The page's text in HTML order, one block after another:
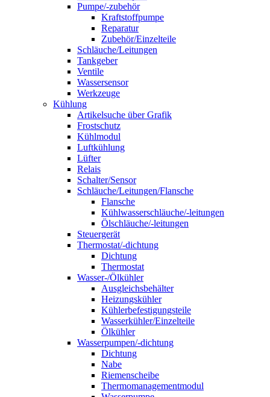
Pumpe/-zubehör
Kraftstoffpumpe
Reparatur
Zubehör/Einzelteile
Schläuche/Leitungen
Tankgeber
Ventile
Wassersensor
Werkzeuge
Kühlung
Artikelsuche über Grafik
Frostschutz
Kühlmodul
Luftkühlung
Lüfter
Relais
Schalter/Sensor
Schläuche/Leitungen/Flansche
Flansche
Kühlwasserschläuche/-leitungen
Ölschläuche/-leitungen
Steuergerät
Thermostat/-dichtung
Dichtung
Thermostat
Wasser-/Ölkühler
Ausgleichsbehälter
Heizungskühler
Kühlerbefestigungsteile
Wasserkühler/Einzelteile
Ölkühler
Wasserpumpen/-dichtung
Dichtung
Nabe
Riemenscheibe
Thermomanagementmodul